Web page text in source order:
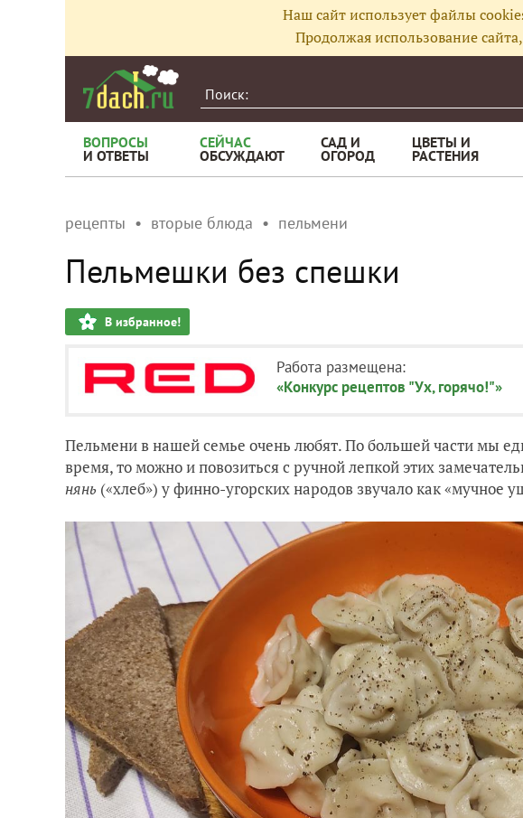
Наш сайт использует файлы
Продолжая использование
ВОПРОСЫ
И ОТВЕТЫ
СЕЙЧАС
ОБСУЖДАЮТ
САД И
ОГОРОД
ЦВЕТЫ И
РАСТЕНИЯ
рецепты вторые блюда пельмени
Пельмешки без спешки
В избранное!
Работа размещена:
«Конкурс рецептов "Ух, горячо!"»
Пельмени в нашей семье очень любят. По большей части мы
время, то можно и повозиться с ручной лепкой этих
нянь («хлеб») у финно-угорских народов звучало как «мучное